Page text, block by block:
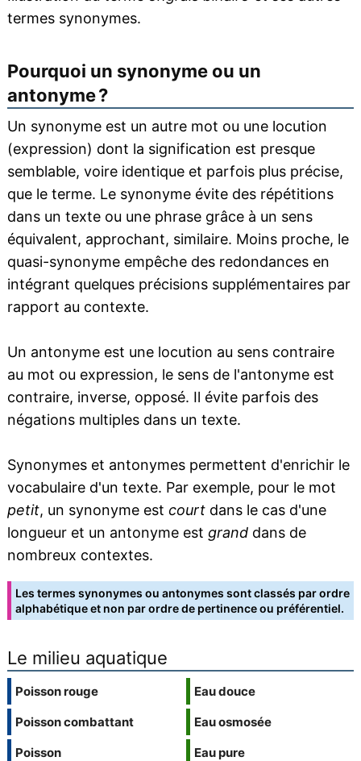
termes synonymes.
Pourquoi un synonyme ou un
antonyme ?
Un synonyme est un autre mot ou une locution
(expression) dont la signification est presque
semblable, voire identique et parfois plus précise,
que le terme. Le synonyme évite des répétitions
dans un texte ou une phrase grâce à un sens
équivalent, approchant, similaire. Moins proche, le
quasi-synonyme empêche des redondances en
intégrant quelques précisions supplémentaires par
rapport au contexte.
Un antonyme est une locution au sens contraire
au mot ou expression, le sens de l'antonyme est
contraire, inverse, opposé. Il évite parfois des
négations multiples dans un texte.
Synonymes et antonymes permettent d'enrichir le
vocabulaire d'un texte. Par exemple, pour le mot
petit, un synonyme est courtdans le cas d'une
longueur et un antonyme est granddans de
nombreux contextes.
Les termes synonymes ou antonymes sont classés par ordre
alphabétique et non par ordre de pertinence ou préférentiel.
Le milieu aquatique
Poisson rouge
Poisson combattant
Poisson
Eau douce
Eau osmosée
Eau pure